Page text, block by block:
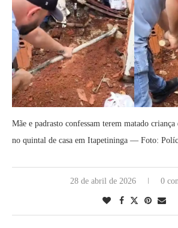
Mãe e padrasto confessam terem matado
no quintal de casa em Itapetininga — Foto:
28 de abril de 2026 0